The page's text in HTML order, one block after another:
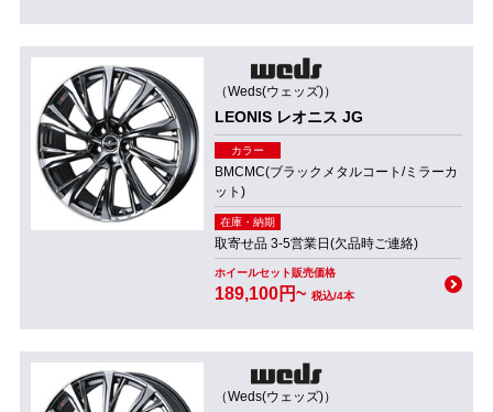
（Weds(ウェッズ)）
LEONIS レオニス JG
カラー
BMCMC(ブラックメタルコート/ミラーカ
ット)
在庫・納期
取寄せ品 3-5営業日(欠品時ご連絡)
ホイールセット販売価格
189,100円~ 税込/4本
（Weds(ウェッズ)）